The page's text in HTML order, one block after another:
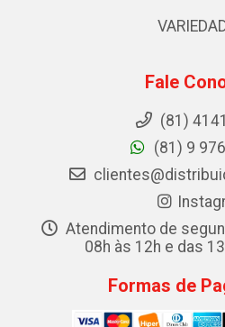
Fale
(81)
(81) 9
Atendimento de
08h às 12h e das
Formas de